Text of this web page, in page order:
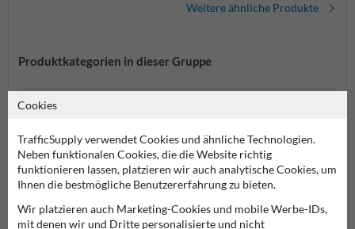
Weitere ähnliche Produkte
Produktkategorien in dieser Gruppe
Cookies
TrafficSupply verwendet Cookies und ähnliche Technologien.
Neben funktionalen Cookies, die die Website richtig
funktionieren lassen, platzieren wir auch analytische Cookies, um
Ihnen die bestmögliche Benutzererfahrung zu bieten.
Wir platzieren auch Marketing-Cookies und mobile Werbe-IDs,
mit denen wir und Dritte personalisierte und nicht